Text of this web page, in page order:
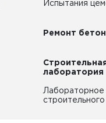
Испытания
Ремонт
лаборатория